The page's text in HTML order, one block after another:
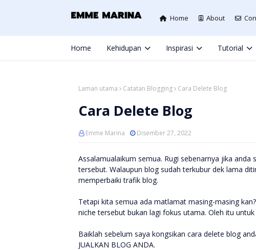
Home About
Home Kehidupan Inspirasi Tutorial
Laman utama Catatan Blogging Cara Delete Blog
Cara Delete Blog
Emme Marina Disember 27, 2022
Assalamualaikum semua. Rugi sebenarnya jika
tersebut. Walaupun blog sudah terkubur dek lama
memperbaiki trafik blog.
Tetapi kita semua ada matlamat masing-masing
niche tersebut bukan lagi fokus utama. Oleh itu
Baiklah sebelum saya kongsikan cara delete blog
JUALKAN BLOG ANDA.